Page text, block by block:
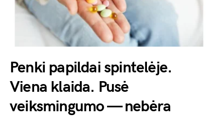
Penki papildai spintelėje.
Viena klaida. Pusė
veiksmingumo — nebėra